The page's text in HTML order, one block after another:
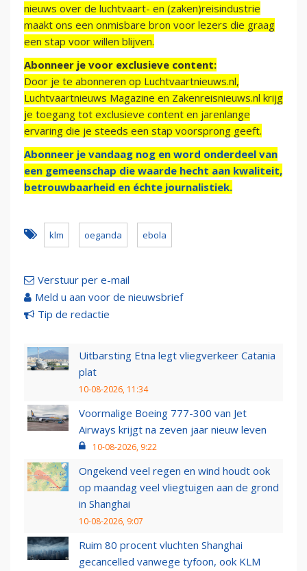
nieuws over de luchtvaart- en (zaken)reisindustrie
maakt ons een onmisbare bron voor lezers die graag
een stap voor willen blijven.
Abonneer je voor exclusieve content:
Door je te abonneren op Luchtvaartnieuws.nl,
Luchtvaartnieuws Magazine en Zakenreisnieuws.nl krijg
je toegang tot exclusieve content en jarenlange
ervaring die je steeds een stap voorsprong geeft.
Abonneer je vandaag nog en word onderdeel van
een gemeenschap die waarde hecht aan kwaliteit,
betrouwbaarheid en échte journalistiek.
klm oeganda ebola
Verstuur per e-mail
Meld u aan voor de nieuwsbrief
Tip de redactie
Uitbarsting Etna legt vliegverkeer Catania
plat
10-08-2026, 11:34
Voormalige Boeing 777-300 van Jet
Airways krijgt na zeven jaar nieuw leven
10-08-2026, 9:22
Ongekend veel regen en wind houdt ook
op maandag veel vliegtuigen aan de grond
in Shanghai
10-08-2026, 9:07
Ruim 80 procent vluchten Shanghai
gecancelled vanwege tyfoon, ook KLM